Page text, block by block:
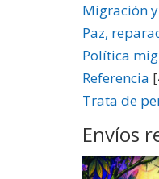
Migración
Paz,
Política
Referencia
Trata de
Envíos